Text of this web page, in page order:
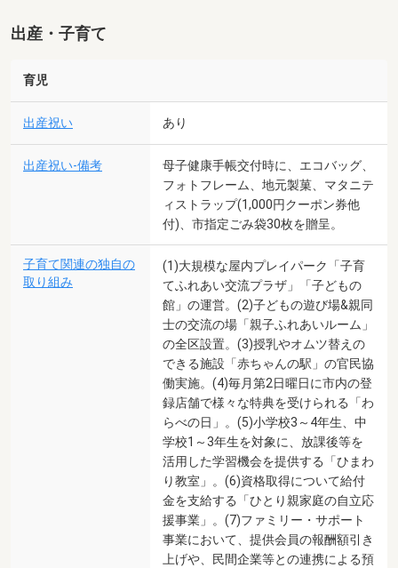
出産・子育て
育児
出産祝い あり
出産祝い-備考
母子健康手帳交付時に、エコバッグ、
フォトフレーム、地元製菓、マタニテ
ィストラップ(1,000円クーポン券他
付)、市指定ごみ袋30枚を贈呈。
子育て関連の独自の
取り組み
(1)大規模な屋内プレイパーク「子育
てふれあい交流プラザ」「子どもの
館」の運営。(2)子どもの遊び場&親同
士の交流の場「親子ふれあいルーム」
の全区設置。(3)授乳やオムツ替えの
できる施設「赤ちゃんの駅」の官民協
働実施。(4)毎月第2日曜日に市内の登
録店舗で様々な特典を受けられる「わ
らべの日」。(5)小学校3～4年生、中
学校1～3年生を対象に、放課後等を
活用した学習機会を提供する「ひまわ
り教室」。(6)資格取得について給付
金を支給する「ひとり親家庭の自立応
援事業」。(7)ファミリー・サポート
事業において、提供会員の報酬額引き
上げや、民間企業等との連携による預